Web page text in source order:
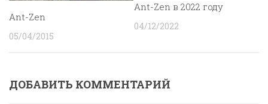
Ant-Zen
05/04/2015
Ant-Zen в 2022 году
04/12/2022
ДОБАВИТЬ КОММЕНТАРИЙ